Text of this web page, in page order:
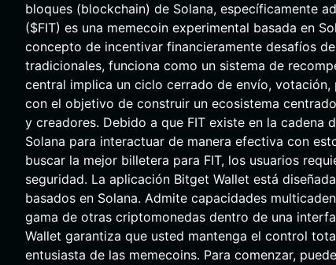
bloques (blockchain) de Solana, específicamente
($FIT) es una memecoin experimental basada en
concepto de incentivar financieramente desafíos
tradicionales, funciona como un sistema de
central implica un ciclo cerrado de envío,
con el objetivo de construir un ecosistema
y creadores. Debido a que FIT existe en la cadena
Solana para interactuar de manera efectiva con
buscar la mejor billetera para FIT, los usuarios
seguridad. La aplicación Bitget Wallet está
basados en Solana. Admite capacidades
gama de otras criptomonedas dentro de una
Wallet garantiza que usted mantenga el control
entusiasta de las memecoins. Para comenzar,